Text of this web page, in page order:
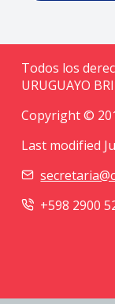
Todos los
URUGUAYO
Copyright ©
Last modified
+598 2900